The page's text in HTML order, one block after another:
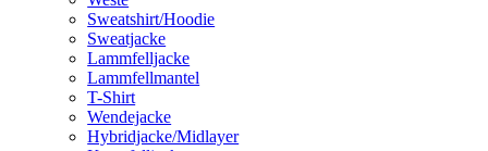
Sweatshirt/Hoodie
Sweatjacke
Lammfelljacke
Lammfellmantel
T-Shirt
Wendejacke
Hybridjacke/Midlayer